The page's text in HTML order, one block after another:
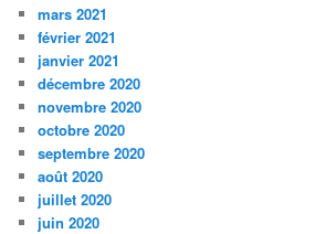
mars 2021
février 2021
janvier 2021
décembre 2020
novembre 2020
octobre 2020
septembre 2020
août 2020
juillet 2020
juin 2020